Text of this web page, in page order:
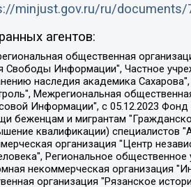
minjust.gov.ru/ru/documents/
агентов:
центр по правам человека", Региональное общественное учреждение научно-информационный центр "МЕМОРИАЛ", Некоммерческая организация "Фонд защиты гласности", Автономная некоммерческая организация "Институт прав человека", Городская общественная организация "Екатеринбургское общество "МЕМОРИАЛ", Городская общественная организация "Рязанское историко-просветительское и правозащитное общество "Мемориал" (Рязанский Мемориал), Челябинский региональный орган общественной самодеятельности – женское общественное объединение "Женщины Евразии", Челябинский региональный орган общественной самодеятельности "Уральская правозащитная группа", Фонд содействия защите здоровья и социальной справедливости имени Андрея Рылькова, Автономная Некоммерческая Организация "Аналитический Центр Юрия Левады", Автономная некоммерческая организация социальной поддержки населения "Проект Апрель", Региональная общественная организация помощи женщинам и детям, находящимся в кризисной ситуации "Информационно-методический центр "Анна", Фонд содействия развитию массовых коммуникаций и правовому просвещению "Так-так-Так", Фонд содействия устойчивому развитию "Серебряная тайга", Свердловский региональный общественный фонд социальных проектов "Новое время", "Idel.Реалии", Кавказ.Реалии, Крым.Реалии, Телеканал Настоящее Время, Татаро-башкирская служба Радио Свобода (Azatliq Radiosi), Радио Свободная Европа/Радио Свобода (PCE/PC), "Сибирь.Реалии", "Фактограф", Благотворительный фонд помощи осужденным и их семьям, Автономная некоммерческая организация "Институт глобализации и социальных движений", Фонд "В защиту прав заключенных", Частное учреждение "Центр поддержки и содействия развитию средств массовой информации", Пензенский региональный общественный благотворительный фонд "Гражданский союз", "Север.Реалии", Некоммерческая организация Фонд "Правовая инициатива", Общество с ограниченной ответственностью "Радио Свободная Европа/Радио Свобода", Чешское информационное агентство "MEDIUM-ORIENT", Красноярская региональная общественная организация "Мы против СПИДа", Камалягин Денис Николаевич, Маркелов Сергей Евгеньевич, Пономарев Лев Александрович, Савицкая Людмила Алексеевна, Автономная